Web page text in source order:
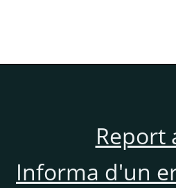
Report
Informa d'un